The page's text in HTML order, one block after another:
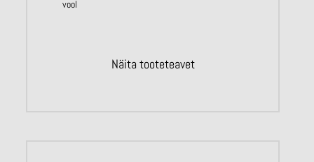
vool
Näita tooteteavet